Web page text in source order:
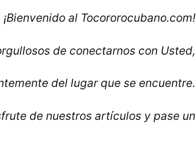
¡Bienvenido al Tocororocubano.com!
de conectarnos con Usted,
del lugar que se encuentre.
de nuestros artículos y pase un